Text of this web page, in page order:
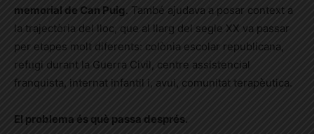
memorial de Can Puig. També ajudava a posar context a
la trajectòria del lloc, que al llarg del segle XX va passar
per etapes molt diferents: colònia escolar republicana,
refugi durant la Guerra Civil, centre assistencial
franquista, internat infantil i, avui, comunitat terapèutica.
El problema és què passa després.